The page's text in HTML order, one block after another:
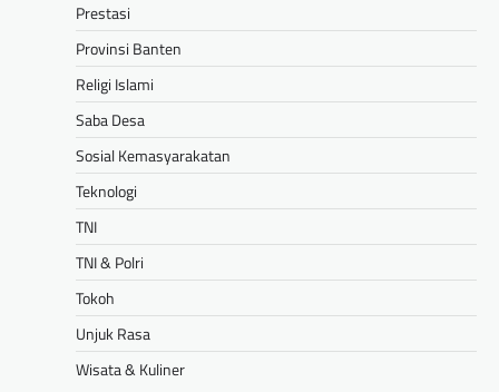
Prestasi
Provinsi Banten
Religi Islami
Saba Desa
Sosial Kemasyarakatan
Teknologi
TNI
TNI & Polri
Tokoh
Unjuk Rasa
Wisata & Kuliner